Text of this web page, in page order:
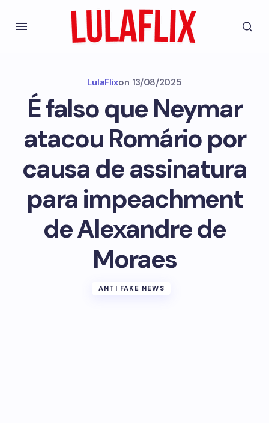
LulaFlixon 13/08/2025
É falso que Neymar
atacou Romário por
causa de assinatura
para impeachment
de Alexandre de
Moraes
ANTI FAKE NEWS